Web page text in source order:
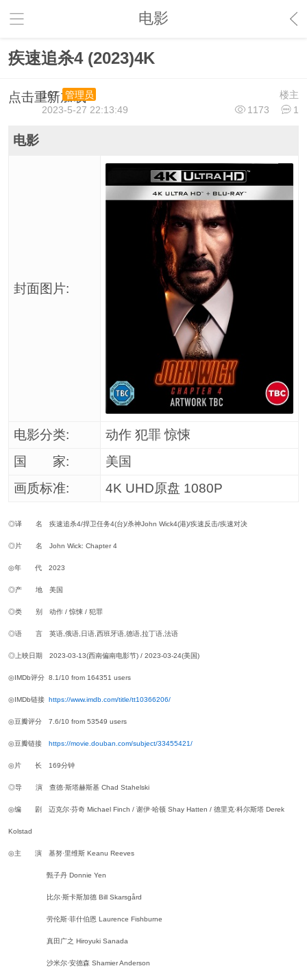
电影
疾速追杀4 (2023)4K
点击重新加载 楼主
167
管理员
1173
1
2023-5-27 22:13:49
电影
封面图片:
电影分类:
动作 犯罪 惊悚
国 家:
美国
画质标准:
4K UHD原盘 1080P
◎译 名 疾速追杀4/捍卫任务4(台)/杀神John Wick4(港)/疾速反击/疾速对决
◎片 名 John Wick: Chapter 4
◎年 代 2023
◎产 地 美国
◎类 别 动作 / 惊悚 / 犯罪
◎语 言 英语,俄语,日语,西班牙语,德语,拉丁语,法语
◎上映日期 2023-03-13(西南偏南电影节) / 2023-03-24(美国)
◎IMDb评分 8.1/10 from 164351 users
◎IMDb链接 https://www.imdb.com/title/tt10366206/
◎豆瓣评分 7.6/10 from 53549 users
◎豆瓣链接 https://movie.douban.com/subject/33455421/
◎片 长 169分钟
◎导 演 查德·斯塔赫斯基 Chad Stahelski
◎编 剧 迈克尔·芬奇 Michael Finch / 谢伊·哈顿 Shay Hatten / 德里克·科尔斯塔 Derek
Kolstad
◎主 演 基努·里维斯 Keanu Reeves
甄子丹 Donnie Yen
比尔·斯卡斯加德 Bill Skarsgård
劳伦斯·菲什伯恩 Laurence Fishburne
真田广之 Hiroyuki Sanada
沙米尔·安德森 Shamier Anderson